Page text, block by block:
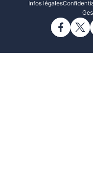
Infos légales